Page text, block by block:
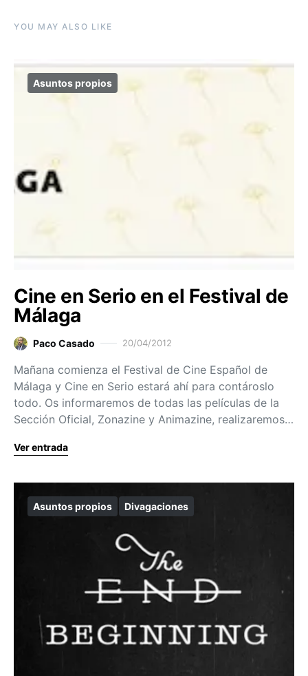
YOU MAY ALSO LIKE
Asuntos propios
Cine en Serio en el Festival de
Málaga
Paco Casado 20/04/2012
Mañana comienza el Festival de Cine Español de
Málaga y Cine en Serio estará ahí para contároslo
todo. Os informaremos de todas las películas de la
Sección Oficial, Zonazine y Animazine, realizaremos…
Ver entrada
Asuntos propios Divagaciones